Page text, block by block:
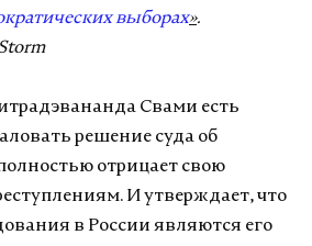
выборах».
Свами есть
решение суда об
отрицает свою
И утверждает, что
в России являются его